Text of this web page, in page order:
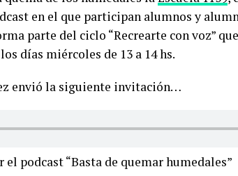
completo de la sesión de
de Rosario aprobó por
al Presidente para que
la crisis ambiental y
hace
en el que participan alumnos y
parte del ciclo “Recrearte con voz”
días miércoles de 13 a 14 hs.
envió la siguiente invitación…
podcast “Basta de quemar humedales”